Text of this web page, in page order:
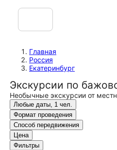
Главная
Россия
Екатеринбург
Экскурсии по
Необычные экскурсии от
Любые даты, 1 чел.
Формат проведения
Способ передвижения
Цена
Фильтры